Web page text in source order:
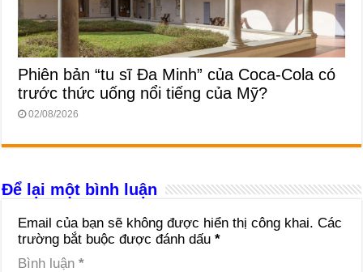
Phiên bản “tu sĩ Đa Minh” của Coca-Cola có
trước thức uống nổi tiếng của Mỹ?
02/08/2026
Để lại một bình luận
Email của bạn sẽ không được hiển thị công khai. Các
trường bắt buộc được đánh dấu*
Bình luận*